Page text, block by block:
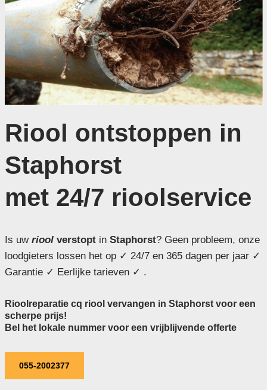
Riool ontstoppen in
Staphorst
met 24/7 rioolservice
Is uw rioolverstoptin Staphorst? Geen probleem, onze
loodgieters lossen het op ✓ 24/7 en 365 dagen per jaar ✓
Garantie ✓ Eerlijke tarieven ✓ .
Rioolreparatie cq riool vervangen in Staphorst voor een
scherpe prijs!
Bel het lokale nummer voor een vrijblijvende offerte
055-2002377